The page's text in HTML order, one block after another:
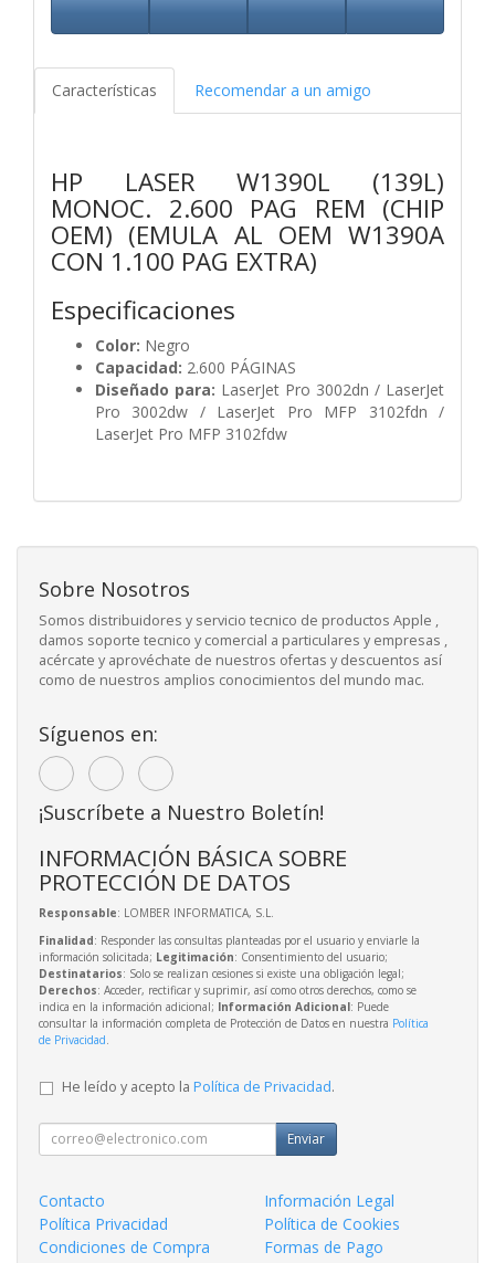
Características Recomendar a un amigo
HP LASER W1390L (139L)
MONOC. 2.600 PAG REM (CHIP
OEM) (EMULA AL OEM W1390A
CON 1.100 PAG EXTRA)
Especificaciones
Color: Negro
Capacidad: 2.600 PÁGINAS
Diseñado para: LaserJet Pro 3002dn / LaserJet
Pro 3002dw / LaserJet Pro MFP 3102fdn /
LaserJet Pro MFP 3102fdw
Sobre Nosotros
Somos distribuidores y servicio tecnico de productos Apple ,
damos soporte tecnico y comercial a particulares y empresas ,
acércate y aprovéchate de nuestros ofertas y descuentos así
como de nuestros amplios conocimientos del mundo mac.
Síguenos en:
¡Suscríbete a Nuestro Boletín!
INFORMACIÓN BÁSICA SOBRE
PROTECCIÓN DE DATOS
Responsable: LOMBER INFORMATICA, S.L.
Finalidad: Responder las consultas planteadas por el usuario y enviarle la
información solicitada; Legitimación: Consentimiento del usuario;
Destinatarios: Solo se realizan cesiones si existe una obligación legal;
Derechos: Acceder, rectificar y suprimir, así como otros derechos, como se
indica en la información adicional; Información Adicional: Puede
consultar la información completa de Protección de Datos en nuestra Política
de Privacidad
He leído y acepto la Política de Privacidad.
Enviar
Contacto
Información Legal
Política Privacidad
Política de Cookies
Condiciones de Compra
Formas de Pago